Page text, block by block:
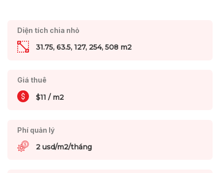
Diện tích chia nhỏ
31.75, 63.5, 127, 254, 508 m2
Giá thuê
$11 / m2
Phí quản lý
2 usd/m2/tháng